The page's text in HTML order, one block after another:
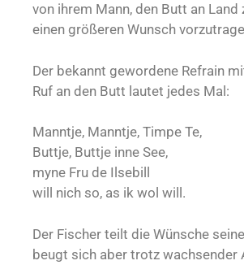
von ihrem Mann, den Butt an Land
einen größeren Wunsch
Der bekannt gewordene Refrain
Ruf an den Butt lautet jedes Mal:
Manntje, Manntje, Timpe Te,
Buttje, Buttje inne See,
myne Fru de Ilsebill
will nich so, as ik wol will.
Der Fischer teilt die Wünsche
beugt sich aber trotz wachsender